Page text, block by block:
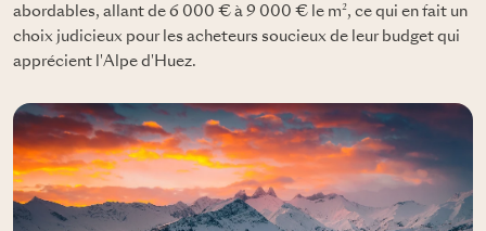
abordables, allant de 6 000 € à 9 000 € le m², ce qui en fait un
choix judicieux pour les acheteurs soucieux de leur budget qui
apprécient l'Alpe d'Huez.